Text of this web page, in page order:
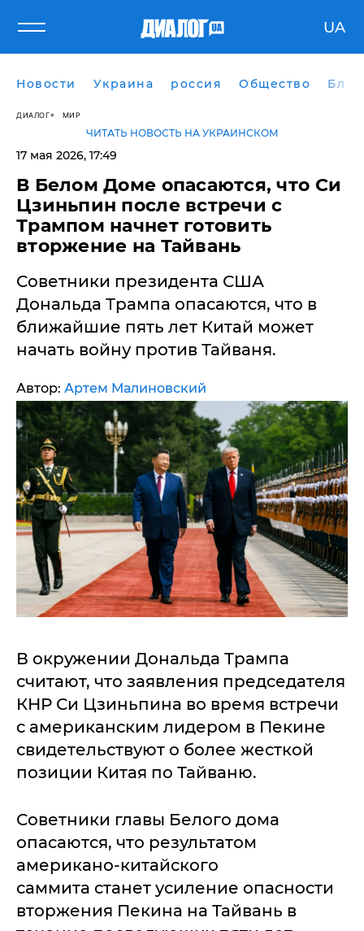
UA
Новости Украина россия Общество
ДИАЛОГ МИР
ЧИТАТЬ НОВОСТЬ НА УКРАИНСКОМ
17 мая 2026, 17:49
В Белом Доме опасаются, что Си
Цзиньпин после встречи с
Трампом начнет готовить
вторжение на Тайвань
Советники президента США
Дональда Трампа опасаются, что в
ближайшие пять лет Китай может
начать войну против Тайваня.
Автор: Артем Малиновский
В окружении Дональда Трампа
считают, что заявления председателя
КНР Си Цзиньпина во время встречи
с американским лидером в Пекине
свидетельствуют о более жесткой
позиции Китая по Тайваню.
Советники главы Белого дома
опасаются, что результатом
американо-китайского
саммита станет усиление опасности
вторжения Пекина на Тайвань в